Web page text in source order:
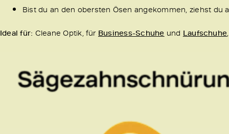
Bist du an den obersten Ösen angekommen, ziehst du
Ideal für: Cleane Optik, für Business-Schuhe und Laufschuhe